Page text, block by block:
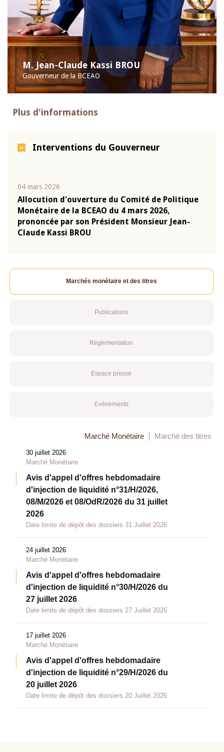
M. Jean-Claude Kassi BROU
Gouverneur de la BCEAO
Plus d'informations
Interventions du Gouverneur
04 mars 2026
Allocution d'ouverture du Comité de Politique
Monétaire de la BCEAO du 4 mars 2026,
prononcée par son Président Monsieur Jean-
Claude Kassi BROU
Marchés monétaire et des titres
Publications
Réglementation
Espace presse
Evénements
Marché Monétaire Marché des titres
30 juillet 2026
Marché Monétaire
Avis d'appel d'offres hebdomadaire
d'injection de liquidité n°31/H/2026,
08/M/2026 et 08/OdR/2026 du 31 juillet
2026
Date limite de dépôt des dossiers 31 Juillet 2026
24 juillet 2026
Marché Monétaire
Avis d'appel d'offres hebdomadaire
d'injection de liquidité n°30/H/2026 du
27 juillet 2026
Date limite de dépôt des dossiers 27 Juillet 2026
17 juillet 2026
Marché Monétaire
Avis d'appel d'offres hebdomadaire
d'injection de liquidité n°29/H/2026 du
20 juillet 2026
Date limite de dépôt des dossiers 20 Juillet 2026